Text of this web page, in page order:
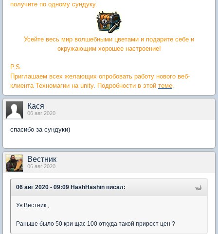
получите по одному сундуку.
Усейте весь мир волшебными цветами и подарите себе и
окружающим хорошее настроение!
P.S.
Приглашаем всех желающих опробовать работу нового веб-
клиента Техномагии на unity. Подробности в этой теме.
Кася
06 авг 2020
спасибо за сундуки)
Вестник
06 авг 2020
06 авг 2020 - 09:09 HashHashin писал:
Ув Вестник ,
Раньше было 50 кри щас 100 откуда такой прирост цен ?